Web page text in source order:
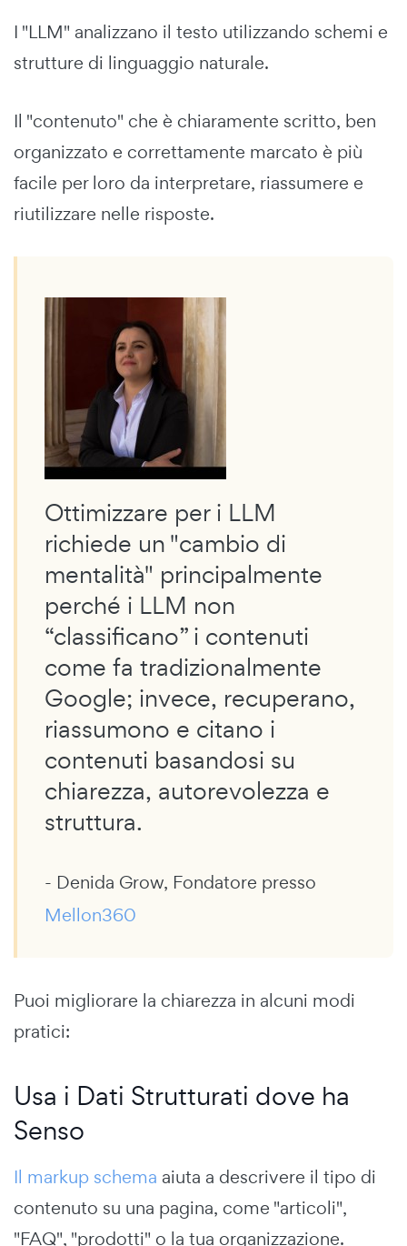
I "LLM" analizzano il testo utilizzando schemi e
strutture di linguaggio naturale.
Il "contenuto" che è chiaramente scritto, ben
organizzato e correttamente marcato è più
facile per loro da interpretare, riassumere e
riutilizzare nelle risposte.
Ottimizzare per i LLM
richiede un "cambio di
mentalità" principalmente
perché i LLM non
“classificano” i contenuti
come fa tradizionalmente
Google; invece, recuperano,
riassumono e citano i
contenuti basandosi su
chiarezza, autorevolezza e
struttura.
- Denida Grow, Fondatore presso
Mellon360
Puoi migliorare la chiarezza in alcuni modi
pratici:
Usa i Dati Strutturati dove ha
Senso
Il markup schema aiuta a descrivere il tipo di
contenuto su una pagina, come "articoli",
"FAQ", "prodotti" o la tua organizzazione.